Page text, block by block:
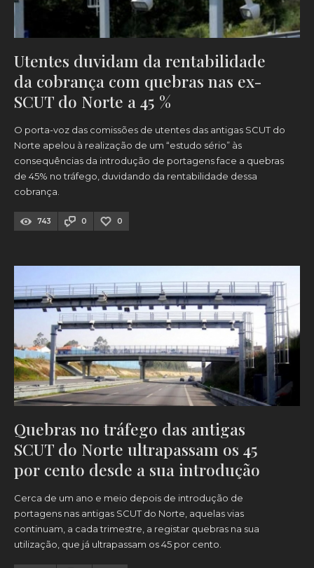
Utentes duvidam da rentabilidade
da cobrança com quebras nas ex-
SCUT do Norte a 45 %
O porta-voz das comissões de utentes das antigas SCUT do
Norte apelou à realização de um “estudo sério” às
consequências da introdução de portagens face a quebras
de 45% no tráfego, duvidando da rentabilidade dessa
cobrança.
743 0 0
Quebras no tráfego das antigas
SCUT do Norte ultrapassam os 45
por cento desde a sua introdução
Cerca de um ano e meio depois de introdução de
portagens nas antigas SCUT do Norte, aquelas vias
continuam, a cada trimestre, a registar quebras na sua
utilização, que já ultrapassam os 45 por cento.